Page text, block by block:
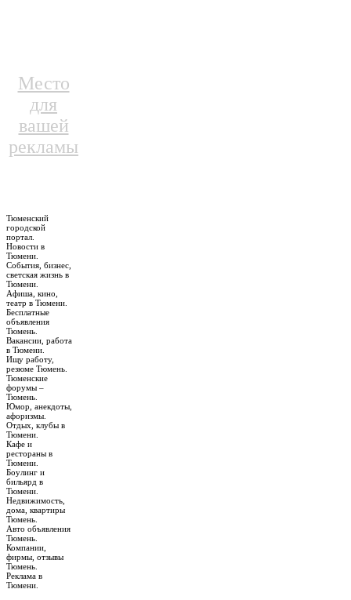
Место
для
вашей
рекламы
Тюменский
городской
портал.
Новости в
Тюмени.
События, бизнес,
светская жизнь в
Тюмени.
Афиша, кино,
театр в Тюмени.
Бесплатные
объявления
Тюмень.
Вакансии, работа
в Тюмени.
Ищу работу,
резюме Тюмень.
Тюменские
форумы –
Тюмень.
Юмор, анекдоты,
афоризмы.
Отдых, клубы в
Тюмени.
Кафе и
рестораны в
Тюмени.
Боулинг и
бильярд в
Тюмени.
Недвижимость,
дома, квартиры
Тюмень.
Авто объявления
Тюмень.
Компании,
фирмы, отзывы
Тюмень.
Реклама в
Тюмени.